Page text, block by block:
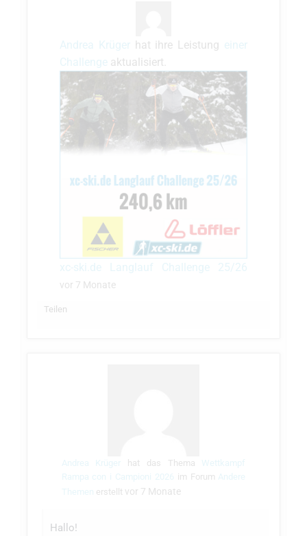
Andrea Krügerhat ihre Leistung einer
Challenge aktualisiert.
xc-ski.de Langlauf Challenge 25/26
vor 7 Monate
Teilen
Andrea Krüger hat das Thema
Wettkampf
Rampa con i Campioni 2026
im Forum Andere
Themen erstellt vor 7 Monate
Hallo!